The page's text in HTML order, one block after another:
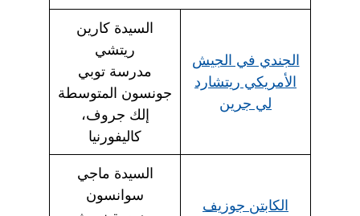
الجندي في الجيش
الأمريكي ريتشارد
لي جرين
السيدة كارين
ريتشي
مدرسة توبي
جونسون المتوسطة
إلك جروف،
كاليفورنيا
الكابتن جوزيف
السيدة ماجي
سوانسون